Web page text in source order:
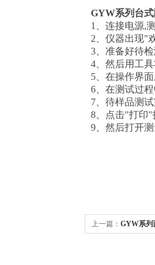
GYW系列台
1
、连接电源,
2 、仪器出现"
3 、准备好待
4 、然后用工
5 、在操作界
6 、在测试过
7 、待样品测
8 、点击"打印"
9 、然后打开
上一篇： GYW系列